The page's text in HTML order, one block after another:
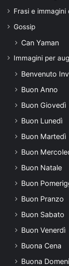
Frasi e immagini
Gossip
Can Yaman
Immagini per
Benvenuto
Buon Anno
Buon Giovedì
Buon Lunedì
Buon Martedì
Buon
Buon Natale
Buon
Buon Pranzo
Buon Sabato
Buon Venerdì
Buona Cena
Buona